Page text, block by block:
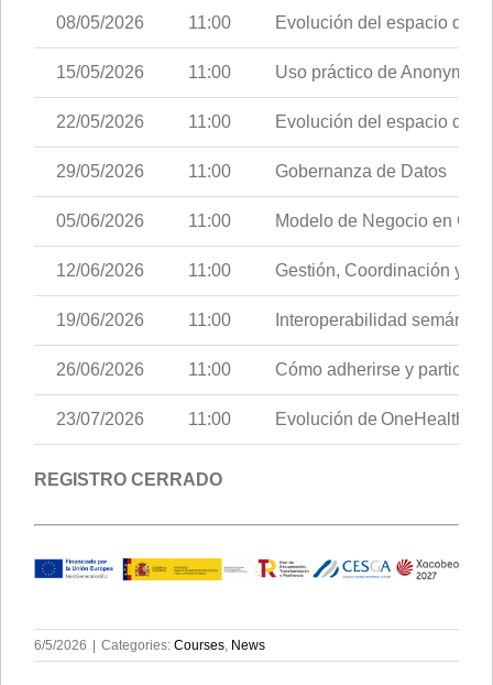
08/05/2026 11:00 Evolución del espacio de
15/05/2026 11:00 Uso práctico de
22/05/2026 11:00 Evolución del espacio de
29/05/2026 11:00 Gobernanza de Datos
05/06/2026 11:00 Modelo de Negocio en
12/06/2026 11:00 Gestión, Coordinación y
19/06/2026 11:00 Interoperabilidad
26/06/2026 11:00 Cómo adherirse y
23/07/2026 11:00 Evolución de OneHealth
REGISTRO CERRADO
6/5/2026 Categories: Courses, News